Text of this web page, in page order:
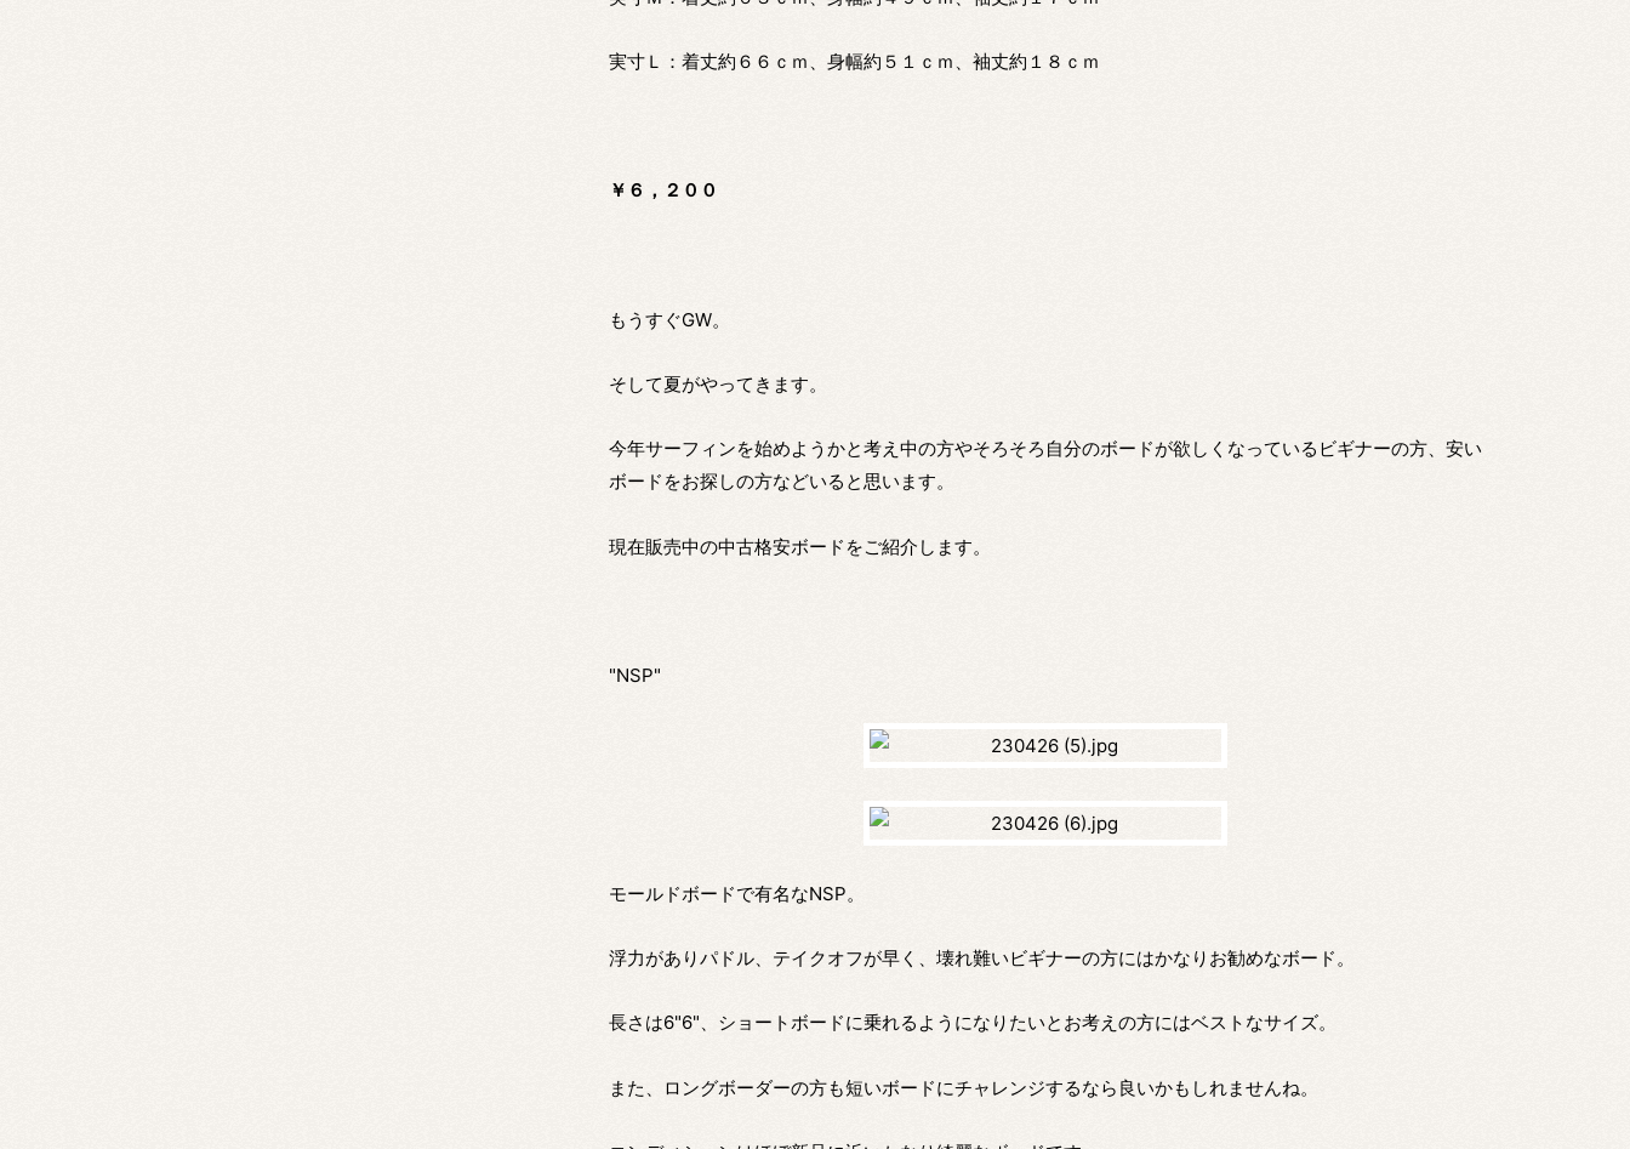
実寸Ｌ：着丈約６６ｃｍ、身幅約５１ｃｍ、袖丈約１８ｃｍ
￥６，２００
もうすぐGW。
そして夏がやってきます。
今年サーフィンを始めようかと考え中の方やそろそろ自分のボードが欲しくなっているビギナーの方、安い
ボードをお探しの方などいると思います。
現在販売中の中古格安ボードをご紹介します。
"NSP"
モールドボードで有名なNSP。
浮力がありパドル、テイクオフが早く、壊れ難いビギナーの方にはかなりお勧めなボード。
長さは6"6"、ショートボードに乗れるようになりたいとお考えの方にはベストなサイズ。
また、ロングボーダーの方も短いボードにチャレンジするなら良いかもしれませんね。